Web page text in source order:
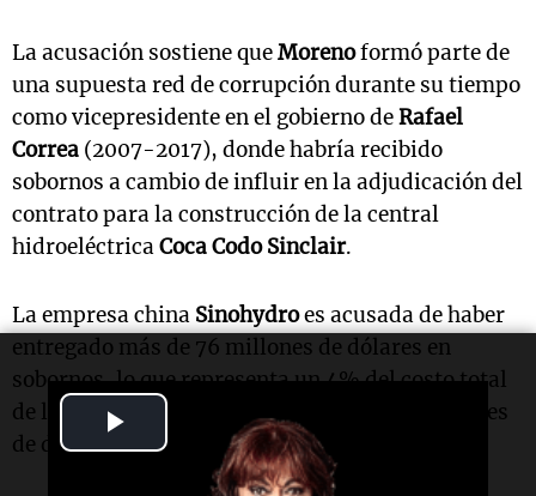
Video
La acusación sostiene queMorenoformó parte de
una supuesta red de corrupción durante su tiempo
como vicepresidente en el gobierno deRafael
Correa (2007-2017), donde habría recibido
sobornos a cambio de influir en la adjudicación del
contrato para la construcción de la central
hidroeléctricaCoca Codo Sinclair.
La empresa china Sinohydroes acusada de haber
entregado más de 76 millones de dólares en
sobornos, lo que representa un 4% del costo total
de la obra, que inicialmente fue de 1.979 millones
de dólares, según la Fiscalía.